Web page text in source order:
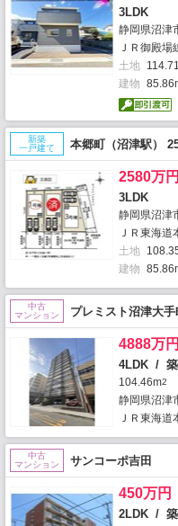
3LDK
静岡県沼津
ＪＲ御殿
土地
建物
新築
一戸建て
本郷町（沼津駅）
2580万円
3LDK
静岡県沼津
ＪＲ東海
土地
建物
中古
マンション
プレミスト沼津大手
4888万円
4LDK / 築
104.46m2
静岡県沼津
ＪＲ東海
中古
マンション
サンコーポ吉田
450万円
2LDK / 築